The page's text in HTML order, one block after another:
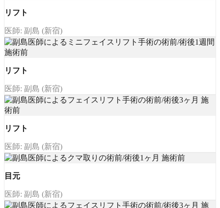
リフト
医師: 副島 (新宿)
リフト
医師: 副島 (新宿)
リフト
医師: 副島 (新宿)
目元
医師: 副島 (新宿)